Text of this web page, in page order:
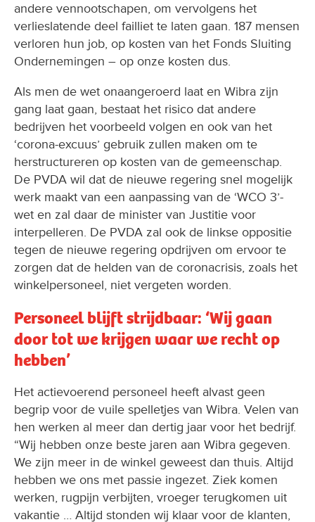
andere vennootschapen, om vervolgens het
verlieslatende deel failliet te laten gaan. 187 mensen
verloren hun job, op kosten van het Fonds Sluiting
Ondernemingen – op onze kosten dus.
Als men de wet onaangeroerd laat en Wibra zijn
gang laat gaan, bestaat het risico dat andere
bedrijven het voorbeeld volgen en ook van het
‘corona-excuus’ gebruik zullen maken om te
herstructureren op kosten van de gemeenschap.
De PVDA wil dat de nieuwe regering snel mogelijk
werk maakt van een aanpassing van de ‘WCO 3’-
wet en zal daar de minister van Justitie voor
interpelleren. De PVDA zal ook de linkse oppositie
tegen de nieuwe regering opdrijven om ervoor te
zorgen dat de helden van de coronacrisis, zoals het
winkelpersoneel, niet vergeten worden.
Personeel blijft strijdbaar: ‘Wij gaan
door tot we krijgen waar we recht op
hebben’
Het actievoerend personeel heeft alvast geen
begrip voor de vuile spelletjes van Wibra. Velen van
hen werken al meer dan dertig jaar voor het bedrijf.
“Wij hebben onze beste jaren aan Wibra gegeven.
We zijn meer in de winkel geweest dan thuis. Altijd
hebben we ons met passie ingezet. Ziek komen
werken, rugpijn verbijten, vroeger terugkomen uit
vakantie … Altijd stonden wij klaar voor de klanten,